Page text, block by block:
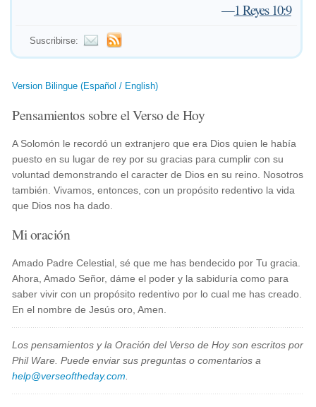
—1 Reyes 10:9
Suscribirse:
Version Bilingue (Español / English)
Pensamientos sobre el Verso de Hoy
A Solomón le recordó un extranjero que era Dios quien le había
puesto en su lugar de rey por su gracias para cumplir con su
voluntad demonstrando el caracter de Dios en su reino. Nosotros
también. Vivamos, entonces, con un propósito redentivo la vida
que Dios nos ha dado.
Mi oración
Amado Padre Celestial, sé que me has bendecido por Tu gracia.
Ahora, Amado Señor, dáme el poder y la sabiduría como para
saber vivir con un propósito redentivo por lo cual me has creado.
En el nombre de Jesús oro, Amen.
Los pensamientos y la Oración del Verso de Hoy son escritos por
Phil Ware. Puede enviar sus preguntas o comentarios a
help@verseoftheday.com